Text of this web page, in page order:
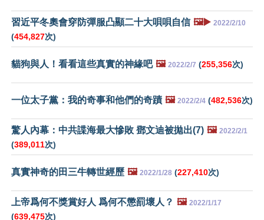
習近平冬奧會穿防彈服凸顯二十大唄唄自信 🖼️▶️ 2022/2/10
(454,827次)
貓狗與人！看看這些真實的神緣吧 🖼️ 2022/2/7 (255,356次)
一位太子黨：我的奇事和他們的奇蹟 🖼️ 2022/2/4 (482,536次)
驚人內幕：中共諜海最大慘敗 鄧文迪被拋出(7) 🖼️ 2022/2/1
(389,011次)
真實神奇的田三牛轉世經歷 🖼️ 2022/1/28 (227,410次)
上帝爲何不獎賞好人 爲何不懲罰壞人？ 🖼️ 2022/1/17
(639,475次)